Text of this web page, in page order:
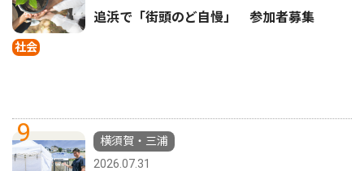
社会
追浜で「街頭のど自慢」 参加者募集
9
横須賀・三浦
2026.07.31